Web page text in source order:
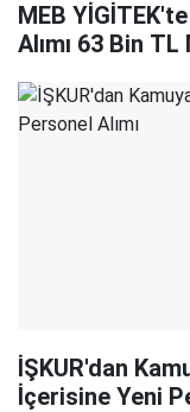
MEB
Alımı 63 Bin TL
İŞKUR'dan
İçerisine Yeni